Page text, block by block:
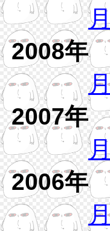
2008
2007
2006